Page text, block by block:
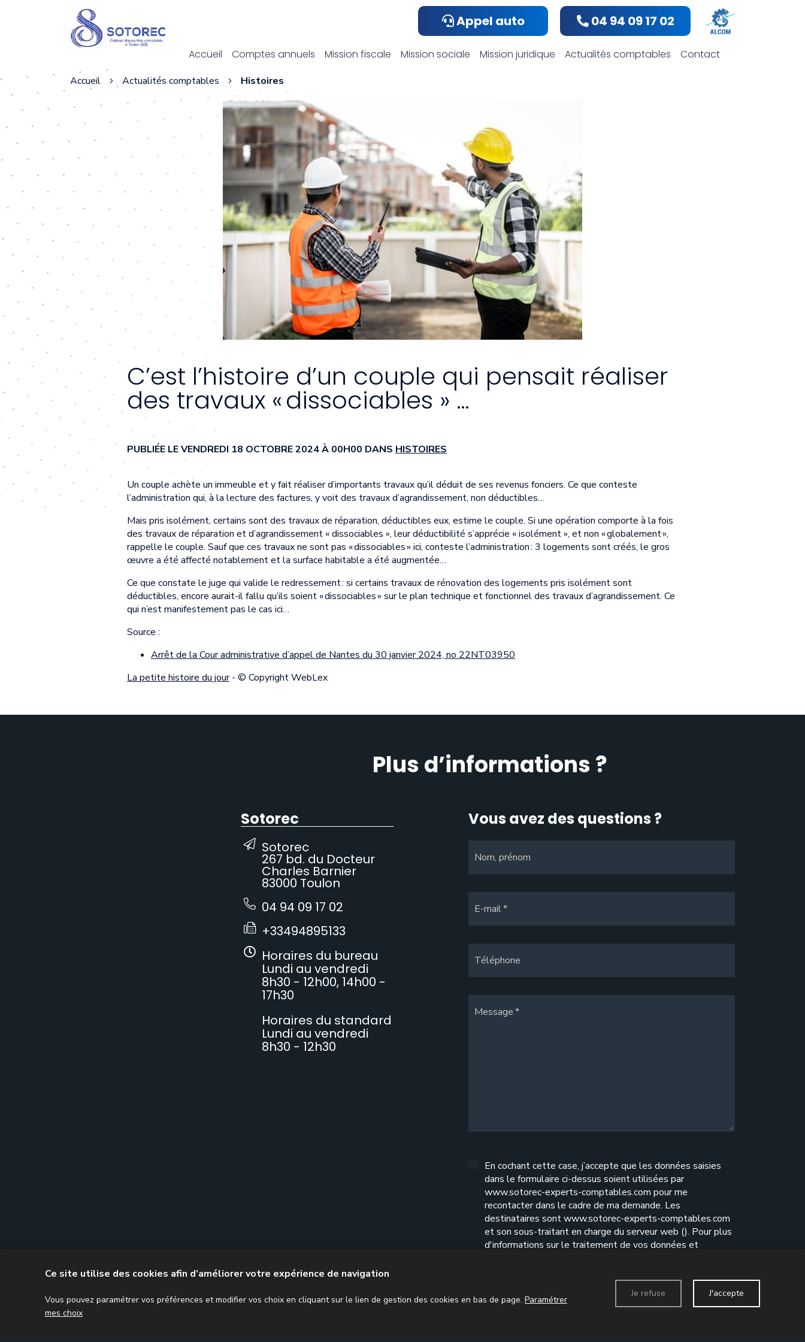
Appel auto 04 94 09 17 02
Accueil Comptes annuels Mission fiscale Mission sociale Mission juridique Actualités comptables Contact
Actualités comptables
Accueil Actualités comptables Histoires
C’est l’histoire d’un couple qui pensait réaliser
des travaux « dissociables » …
PUBLIÉE LE VENDREDI 18 OCTOBRE 2024 À 00H00 DANS HISTOIRES
Un couple achète un immeuble et y fait réaliser d’importants travaux qu’il déduit de ses revenus fonciers. Ce que conteste
l’administration qui, à la lecture des factures, y voit des travaux d’agrandissement, non déductibles…
Mais pris isolément, certains sont des travaux de réparation, déductibles eux, estime le couple. Si une opération comporte à la fois
des travaux de réparation et d’agrandissement « dissociables », leur déductibilité s’apprécie « isolément », et non « globalement »,
rappelle le couple. Sauf que ces travaux ne sont pas « dissociables » ici, conteste l’administration : 3 logements sont créés, le gros
œuvre a été affecté notablement et la surface habitable a été augmentée…
Ce que constate le juge qui valide le redressement : si certains travaux de rénovation des logements pris isolément sont
déductibles, encore aurait-il fallu qu’ils soient « dissociables » sur le plan technique et fonctionnel des travaux d’agrandissement. Ce
qui n’est manifestement pas le cas ici…
Source :
Arrêt de la Cour administrative d’appel de Nantes du 30 janvier 2024, no 22NT03950
La petite histoire du jour- © Copyright WebLex
Plus d’informations ?
Sotorec
Sotorec
267 bd. du Docteur
Charles Barnier
83000 Toulon
04 94 09 17 02
+33494895133
Horaires du bureau
Lundi au vendredi
8h30 - 12h00, 14h00 -
17h30
Horaires du standard
Lundi au vendredi
8h30 - 12h30
Vous avez des questions ?
Nom, prénom
E-mail
Téléphone
Message
En cochant cette case, j’accepte que les données saisies
dans le formulaire ci-dessus soient utilisées par
www.sotorec-experts-comptables.com pour me
recontacter dans le cadre de ma demande. Les
destinataires sont www.sotorec-experts-comptables.com
et son sous-traitant en charge du serveur web (). Pour plus
d'informations sur le traitement de vos données et
Envoyer le formulaire
Ce site utilise des cookies afin d’améliorer votre expérience de navigation
Vous pouvez paramétrer vos préférences et modifier vos choix en cliquant sur le lien de gestion des cookies en bas de page. Paramétrer
mes choix
Je refuse J'accepte